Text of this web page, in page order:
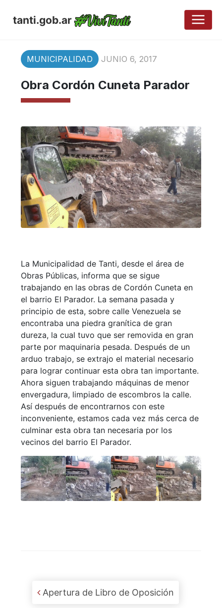
tanti.gob.ar
MUNICIPALIDAD JUNIO 6, 2017
Obra Cordón Cuneta Parador
La Municipalidad de Tanti, desde el área de
Obras Públicas, informa que se sigue
trabajando en las obras de Cordón Cuneta en
el barrio El Parador. La semana pasada y
principio de esta, sobre calle Venezuela se
encontraba una piedra granítica de gran
dureza, la cual tuvo que ser removida en gran
parte por maquinaria pesada. Después de un
arduo trabajo, se extrajo el material necesario
para lograr continuar esta obra tan importante.
Ahora siguen trabajando máquinas de menor
envergadura, limpiado de escombros la calle.
Así después de encontrarnos con este
inconveniente, estamos cada vez más cerca de
culminar esta obra tan necesaria por los
vecinos del barrio El Parador.
Post navigation
Apertura de Libro de Oposición